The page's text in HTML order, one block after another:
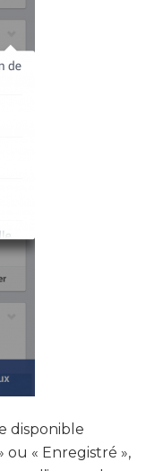
disponible
ou « Enregistré »,